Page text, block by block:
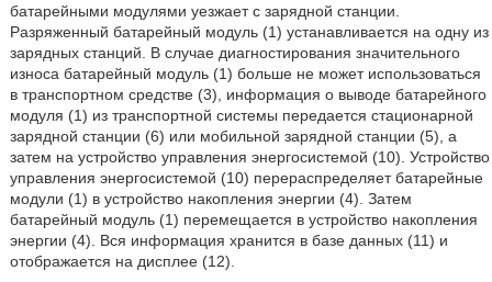
батарейными модулями уезжает с зарядной станции.
Разряженный батарейный модуль (1) устанавливается на одну из
зарядных станций. В случае диагностирования значительного
износа батарейный модуль (1) больше не может использоваться
в транспортном средстве (3), информация о выводе батарейного
модуля (1) из транспортной системы передается стационарной
зарядной станции (6) или мобильной зарядной станции (5), а
затем на устройство управления энергосистемой (10). Устройство
управления энергосистемой (10) перераспределяет батарейные
модули (1) в устройство накопления энергии (4). Затем
батарейный модуль (1) перемещается в устройство накопления
энергии (4). Вся информация хранится в базе данных (11) и
отображается на дисплее (12).